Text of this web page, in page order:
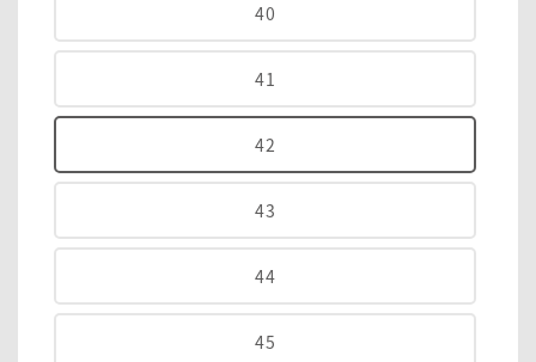
40
41
42
43
44
45